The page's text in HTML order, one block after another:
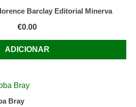
Barclay Editorial Minerva
€0.00
ADICIONAR
Bray